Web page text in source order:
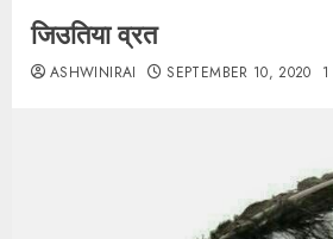
जिउतिया व्रत
ASHWINIRAI SEPTEMBER 10, 2020